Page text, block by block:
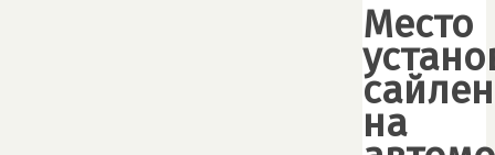
Место
на